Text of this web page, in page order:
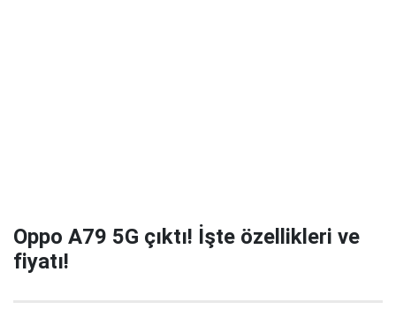
Oppo A79 5G çıktı! İşte özellikleri ve
fiyatı!